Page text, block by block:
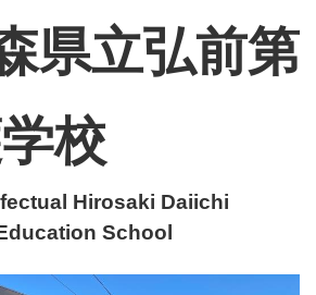
県立弘前第
校
Hirosaki Daiichi
School